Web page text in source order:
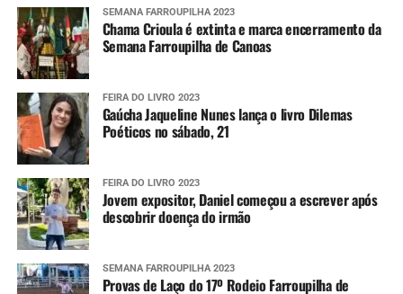
SEMANA FARROUPILHA 2023
Chama Crioula é extinta e marca encerramento da
Semana Farroupilha de Canoas
FEIRA DO LIVRO 2023
Gaúcha Jaqueline Nunes lança o livro Dilemas
Poéticos no sábado, 21
FEIRA DO LIVRO 2023
Jovem expositor, Daniel começou a escrever após
descobrir doença do irmão
SEMANA FARROUPILHA 2023
Provas de Laço do 17º Rodeio Farroupilha de